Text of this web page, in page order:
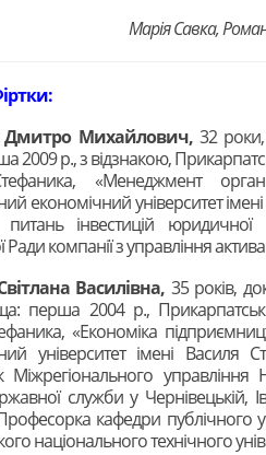
Марія Савка,
Михайлович,32 роки,
2009 р., з відзнакою,
«Менеджмент
економічний університет
інвестицій юридичної
Ради компанії з управління
Василівна, 35 років,
перша 2004 р.,
«Економіка
університет імені Василя
Міжрегіонального управління
служби у Чернівецькій,
кафедри публічного
національного технічного